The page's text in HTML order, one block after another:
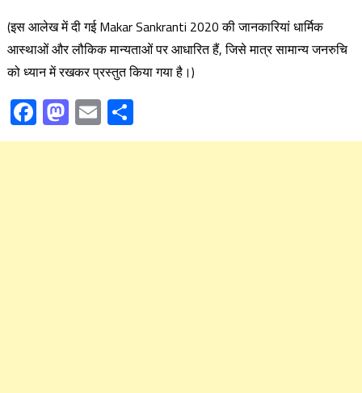
(इस आलेख में दी गई Makar Sankranti 2020 की जानकारियां धार्मिक
आस्थाओं और लौकिक मान्यताओं पर आधारित हैं, जिसे मात्र सामान्य जनरुचि
को ध्यान में रखकर प्रस्तुत किया गया है।)
Facebook
Mastodon
EmailShare